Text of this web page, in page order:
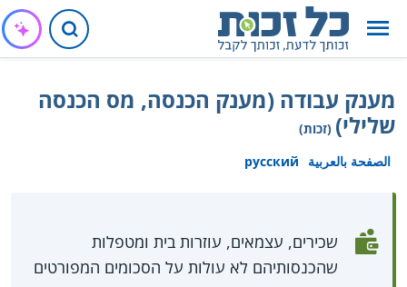
מענק עבודה (מענק הכנסה, מס הכנסה
שלילי) (זכות)
الصفحة بالعربية
русский
שכירים, עצמאים, עוזרות בית ומטפלות
שהכנסותיהם לא עולות על הסכומים המפורטים